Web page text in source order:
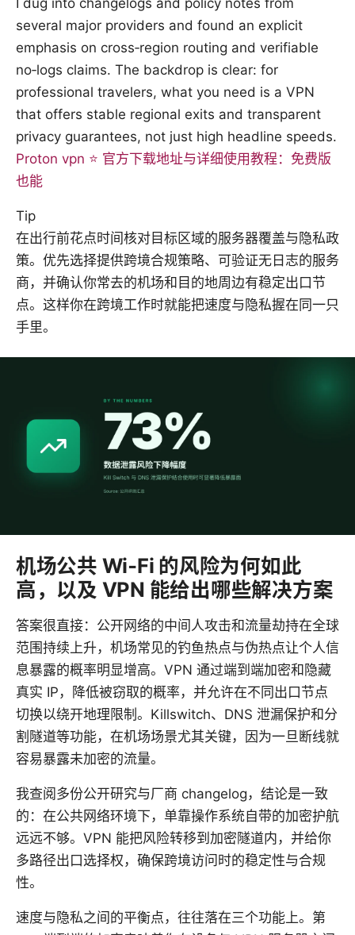
several major providers and found an explicit
emphasis on cross‑region routing and verifiable
no‑logs claims. The backdrop is clear: for
professional travelers, what you need is a VPN
that offers stable regional exits and transparent
privacy guarantees, not just high headline speeds.
Proton vpn ⭐ 官方下载地址与详细使用教程：免费版
也能
Tip
在出行前花点时间核对目标区域的服务器覆盖与隐私政
策。优先选择提供跨境合规策略、可验证无日志的服务
商，并确认你常去的机场和目的地周边有稳定出口节
点。这样你在跨境工作时就能把速度与隐私握在同一只
手里。
机场公共 Wi‑Fi 的风险为何如此
高，以及 VPN 能给出哪些解决方案
答案很直接：公开网络的中间人攻击和流量劫持在全球
范围持续上升，机场常见的钓鱼热点与伪热点让个人信
息暴露的概率明显增高。VPN 通过端到端加密和隐藏
真实 IP，降低被窃取的概率，并允许在不同出口节点
切换以绕开地理限制。Killswitch、DNS 泄漏保护和分
割隧道等功能，在机场场景尤其关键，因为一旦断线就
容易暴露未加密的流量。
我查阅多份公开研究与厂商 changelog，结论是一致
的：在公共网络环境下，单靠操作系统自带的加密护航
远远不够。VPN 能把风险转移到加密隧道内，并给你
多路径出口选择权，确保跨境访问时的稳定性与合规
性。
速度与隐私之间的平衡点，往往落在三个功能上。第